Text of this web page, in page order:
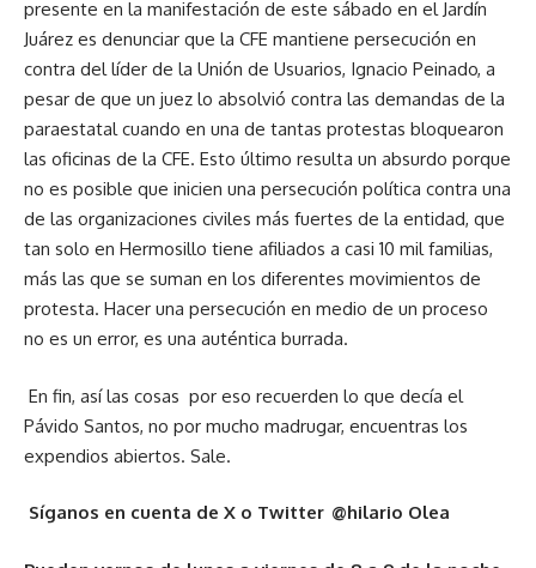
presente en la manifestación de este sábado en el Jardín
Juárez es denunciar que la CFE mantiene persecución en
contra del líder de la Unión de Usuarios, Ignacio Peinado, a
pesar de que un juez lo absolvió contra las demandas de la
paraestatal cuando en una de tantas protestas bloquearon
las oficinas de la CFE. Esto último resulta un absurdo porque
no es posible que inicien una persecución política contra una
de las organizaciones civiles más fuertes de la entidad, que
tan solo en Hermosillo tiene afiliados a casi 10 mil familias,
más las que se suman en los diferentes movimientos de
protesta. Hacer una persecución en medio de un proceso
no es un error, es una auténtica burrada.
En fin, así las cosas por eso recuerden lo que decía el
Pávido Santos, no por mucho madrugar, encuentras los
expendios abiertos. Sale.
Síganos en cuenta de X o Twitter @hilario Olea